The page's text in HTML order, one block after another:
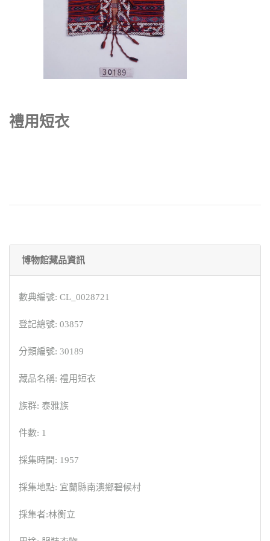
禮用短衣
博物館藏品資訊
數典編號: CL_0028721
登記總號: 03857
分類編號: 30189
藏品名稱: 禮用短衣
族群: 泰雅族
件數: 1
採集時間: 1957
採集地點: 宜蘭縣南澳鄉碧候村
採集者:林衡立